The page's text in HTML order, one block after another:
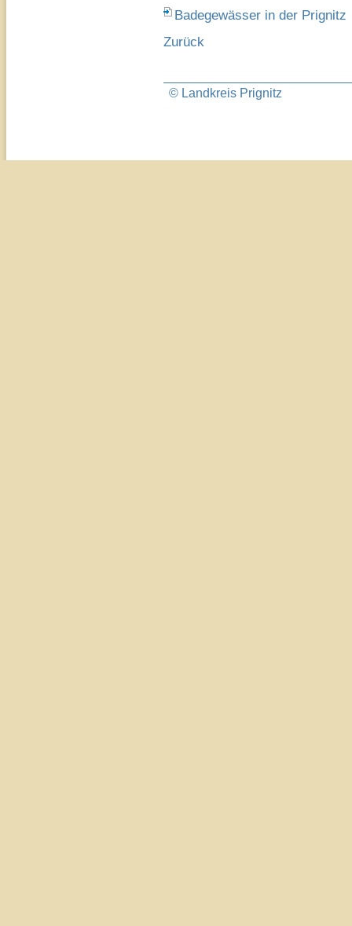
Badegewässer in der Prignitz
Zurück
© Landkreis Prignitz